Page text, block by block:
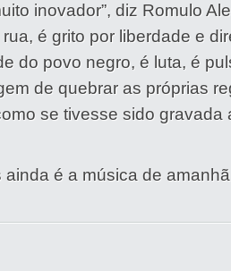
inovador”, diz Romulo
é grito por liberdade e
do povo negro, é luta, é
de quebrar as próprias
se tivesse sido gravada
ainda é a música de